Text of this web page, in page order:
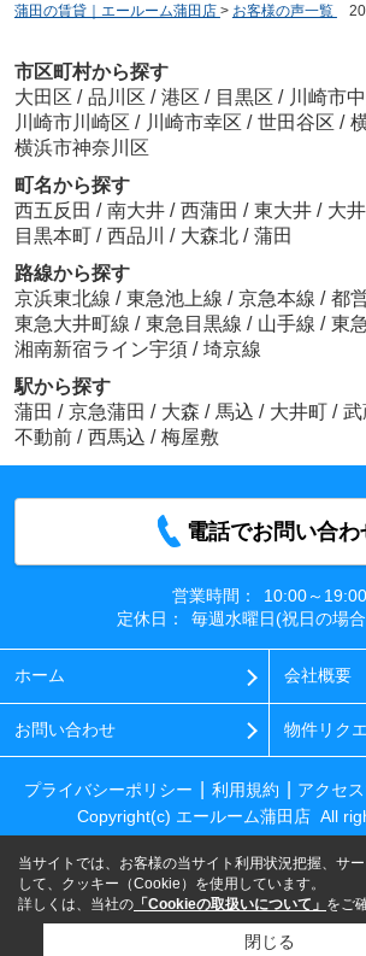
蒲田の賃貸｜エールーム蒲田店 > お客様の声一覧
市区町村から探す
大田区 / 品川区 / 港区 / 目黒区 / 川崎市
川崎市川崎区 / 川崎市幸区 / 世田谷区 /
横浜市神奈川区
町名から探す
西五反田 / 南大井 / 西蒲田 / 東大井 / 大井
目黒本町 / 西品川 / 大森北 / 蒲田
路線から探す
京浜東北線 / 東急池上線 / 京急本線 / 都
東急大井町線 / 東急目黒線 / 山手線 / 東
湘南新宿ライン宇須 / 埼京線
駅から探す
蒲田 / 京急蒲田 / 大森 / 馬込 / 大井町 / 武
不動前 / 西馬込 / 梅屋敷
電話でお問い合わ
営業時間：
10:00～19:00
定休日：
毎週水曜日(祝日の場
ホーム 会社概要
お問い合わせ 物件リク
プライバシーポリシー 利用規約 アクセ
Copyright(c) エールーム蒲田店 All
当サイトでは、お客様の当サイト利用状況把握、サ
して、クッキー（Cookie）を使用しています。
詳しくは、当社の 「Cookieの取扱いについて」 をご
閉じる